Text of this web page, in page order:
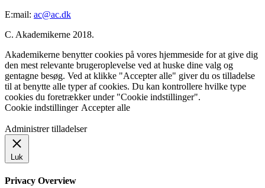
E:mail: ac@ac.dk
C. Akademikerne 2018.
Akademikerne benytter cookies på vores hjemmeside for at give dig
den mest relevante brugeroplevelse ved at huske dine valg og
gentagne besøg. Ved at klikke "Accepter alle" giver du os tilladelse
til at benytte alle typer af cookies. Du kan kontrollere hvilke type
cookies du foretrækker under "Cookie indstillinger".
Cookie indstillinger Accepter alle
Administrer tilladelser
Luk
Privacy Overview